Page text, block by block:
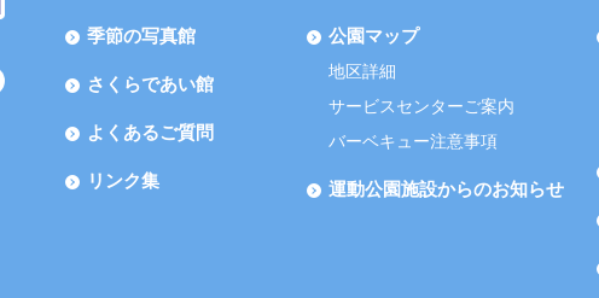
季節の写真館
さくらであい館
よくあるご質問
リンク集
公園マップ
地区詳細
サービスセンターご案内
バーベキュー注意事項
運動公園施設からのお知らせ